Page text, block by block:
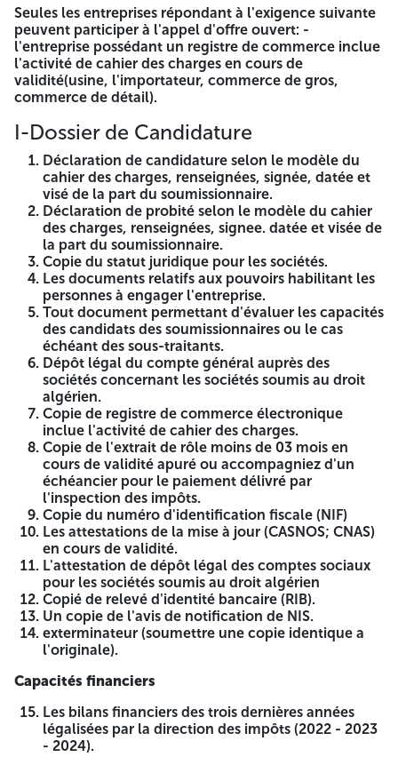
fixée à 15 jours à partir de la date de la première
publication dans la presse nationale et le BOMOP.et la
presse électronique. -En cas d'approbation de la date
limite de préparation des offres un jour férié ou un jour de
repos légal, la durée de préparation des offres est prorogée
jusqu'au jour ouvrable suivant à 14h00 l'après-midi. -Le
d'une annonce publiée sur les mêmes sites que la première
annonce. -Le dépôt des offres sera le dernier jour de la
durée de préparation des offres avant 14h00, et ce au siège
APC Annaba, cour de la révolution, 2ème étage, bureau de
secrétariat des marchés publics N° 36. -Les
soumissionnaires resteront engagés par leurs offres
pendant 90 jours à compter du lendemain de la date de
dépôt des offres. -Les exposants peuvent assister à la
séance plénière de l'ouverture des plis qui se tiendra le
même jour du depôt des offres à (14h15). -Le présent avis
est une invitation aux soumissionnaires désirant assister à
la séance plénière. -Tous les soumissionnaires rencontrant
des difficultés pour le retrait du cahier des charges
peuvent introduire une requête auprès de Monsieur Le
Président de l'APC d'Annaba. El Moudjahid/Pub ANEP
2623001662 du 04/03/2026 A -=-=-=-
REPUBLIQUE ALGERIENNE
DEMOCRATIQUE ET POPULAIRE
WILAYA DE ANNABA
COMMUNE DE ANNABA
SECRITARIAT GENERAL
SERVICE DES MARCHES ET
COMMANDES PUBLICS
NUMERO D'IDENTIFICATION FISCALE
NIF 098423015167130
Avis d'Appel D'offres Ouvert Avec
Exigence De Capacités Minimale N°
09/2026
Seules les entreprises répondant à l'exigence suivante
peuvent participer à l'appel d'offre ouvert: -
l'entreprise possédant un registre de commerce inclue
l'activité de cahier des charges en cours de
validité(usine, l'importateur, commerce de gros,
commerce de détail).
I-Dossier de Candidature
Déclaration de candidature selon le modèle du
cahier des charges, renseignées, signée, datée et
visé de la part du soumissionnaire.
Déclaration de probité selon le modèle du cahier
des charges, renseignées, signee. datée et visée de
la part du soumissionnaire.
Copie du statut juridique pour les sociétés.
Les documents relatifs aux pouvoirs habilitant les
personnes à engager l'entreprise.
Tout document permettant d'évaluer les capacités
des candidats des soumissionnaires ou le cas
échéant des sous-traitants.
Dépôt légal du compte général auprès des
sociétés concernant les sociétés soumis au droit
algérien.
Copie de registre de commerce électronique
inclue l'activité de cahier des charges.
Copie de l'extrait de rôle moins de 03 mois en
cours de validité apuré ou accompagniez d'un
échéancier pour le paiement délivré par
l'inspection des impôts.
Copie du numéro d'identification fiscale (NIF)
Les attestations de la mise à jour (CASNOS; CNAS)
en cours de validité.
L'attestation de dépôt légal des comptes sociaux
pour les sociétés soumis au droit algérien
Copié de relevé d'identité bancaire (RIB).
Un copie de l'avis de notification de NIS.
exterminateur (soumettre une copie identique a
l'originale).
Capacités financiers
Les bilans financiers des trois dernières années
légalisées par la direction des impôts (2022 - 2023
- 2024).